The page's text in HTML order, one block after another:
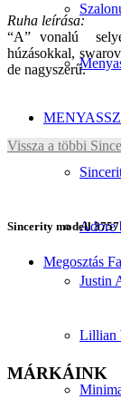
Adore
Justin
Lillian
Ruha leírása:
“A” vonalú
húzásokkal,
de nagyszerű.
Vissza a többi
Sincerity modell 3757
Megosztás
MÁRKÁINK